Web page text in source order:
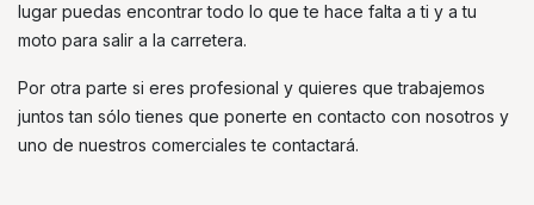
lugar puedas encontrar todo lo que te hace falta a ti y a tu
moto para salir a la carretera.
Por otra parte si eres profesional y quieres que trabajemos
juntos tan sólo tienes que ponerte en contacto con nosotros y
uno de nuestros comerciales te contactará.